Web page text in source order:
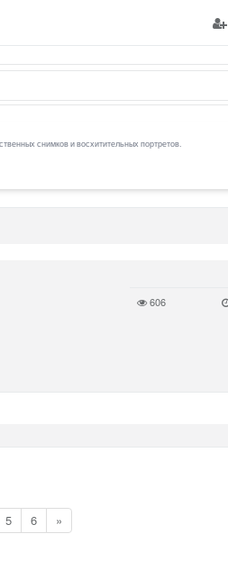
снимков и восхитительных портретов.
606
5 6 »